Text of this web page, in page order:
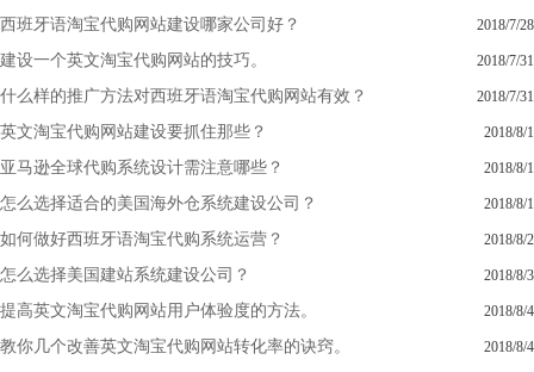
西班牙语淘宝代购网站建设哪家公司好？ 2018/7/28
建设一个英文淘宝代购网站的技巧。 2018/7/31
什么样的推广方法对西班牙语淘宝代购网站有效？ 2018/7/31
英文淘宝代购网站建设要抓住那些？ 2018/8/1
亚马逊全球代购系统设计需注意哪些？ 2018/8/1
怎么选择适合的美国海外仓系统建设公司？ 2018/8/1
如何做好西班牙语淘宝代购系统运营？ 2018/8/2
怎么选择美国建站系统建设公司？ 2018/8/3
提高英文淘宝代购网站用户体验度的方法。 2018/8/4
教你几个改善英文淘宝代购网站转化率的诀窍。 2018/8/4